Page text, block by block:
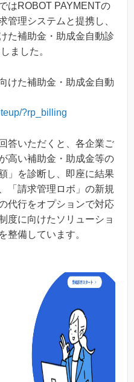
はROBOT PAYMENTの
管理システムと提携し、
た補助金・助成金自動診
ました。
けた補助金・助成金自動
?rp_billing
答いただくと、各企業ご
高い補助金・助成金等の
」を診断し、即座に結果
「請求管理ロボ」の新規
代行をオプションで対応
度に向けたソリューショ
整備しています。